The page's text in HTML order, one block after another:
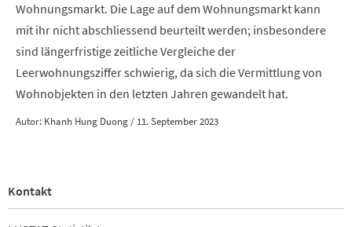
Wohnungsmarkt. Die Lage auf dem Wohnungsmarkt kann
mit ihr nicht abschliessend beurteilt werden; insbesondere
sind längerfristige zeitliche Vergleiche der
Leerwohnungsziffer schwierig, da sich die Vermittlung von
Wohnobjekten in den letzten Jahren gewandelt hat.
Autor: Khanh Hung Duong / 11. September 2023
Kontakt